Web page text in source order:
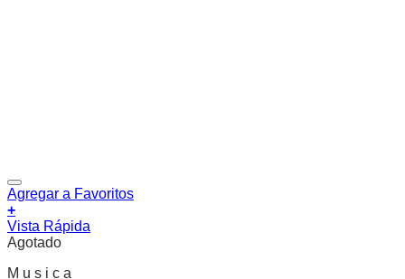
Agregar a Favoritos
+
Vista Rápida
Agotado
M u s i c a